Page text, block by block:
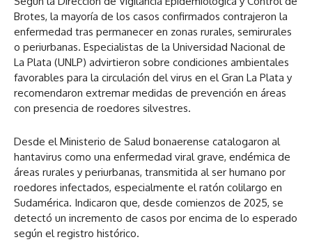
Brotes, la mayoría de los casos confirmados contrajeron la
enfermedad tras permanecer en zonas rurales, semirurales
o periurbanas. Especialistas de la Universidad Nacional de
La Plata (UNLP) advirtieron sobre condiciones ambientales
favorables para la circulación del virus en el Gran La Plata y
recomendaron extremar medidas de prevención en áreas
con presencia de roedores silvestres.
Desde el Ministerio de Salud bonaerense catalogaron al
hantavirus como una enfermedad viral grave, endémica de
áreas rurales y periurbanas, transmitida al ser humano por
roedores infectados, especialmente el ratón colilargo en
Sudamérica. Indicaron que, desde comienzos de 2025, se
detectó un incremento de casos por encima de lo esperado
según el registro histórico.